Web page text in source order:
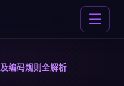
☰
编码规则全解析